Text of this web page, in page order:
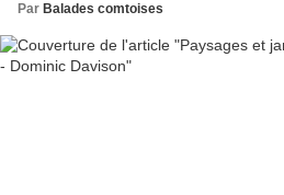
Par Balades comtoises